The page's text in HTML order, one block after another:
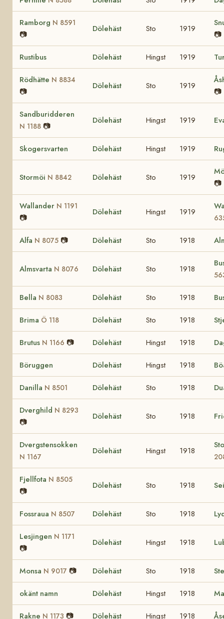
Ramborg N 8591
📷
Dölehäst Sto 1919
📷
Rustibus Dölehäst Hingst 1919
Rödhätte N 8834
📷
Dölehäst Sto 1919
📷
Sandburidderen
N 1188 📷
Dölehäst Hingst 1919
Skogersvarten Dölehäst Hingst 1919
Stormöi N 8842 Dölehäst Sto 1919
📷
Wallander N 1191
📷
Dölehäst Hingst 1919
Alfa N 8075 📷 Dölehäst Sto 1918
Almsvarta N 8076 Dölehäst Sto 1918
Bella N 8083 Dölehäst Sto 1918
Brima Ö 118 Dölehäst Sto 1918
Brutus N 1166 📷 Dölehäst Hingst 1918
Böruggen Dölehäst Hingst 1918
Danilla N 8501 Dölehäst Sto 1918
Dverghild N 8293
📷
Dölehäst Sto 1918
Dvergstensokken
N 1167
Dölehäst Hingst 1918
Fjellfota N 8505
📷
Dölehäst Sto 1918
Fossraua N 8507 Dölehäst Sto 1918
Lesjingen N 1171
📷
Dölehäst Hingst 1918
Monsa N 9017 📷 Dölehäst Sto 1918
okänt namn Dölehäst Hingst 1918
Rakne N 1173 📷 Dölehäst Hingst 1918